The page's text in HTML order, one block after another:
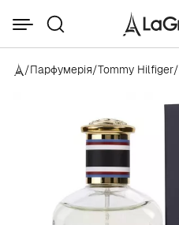
/Парфумерія/Tommy Hilfiger/